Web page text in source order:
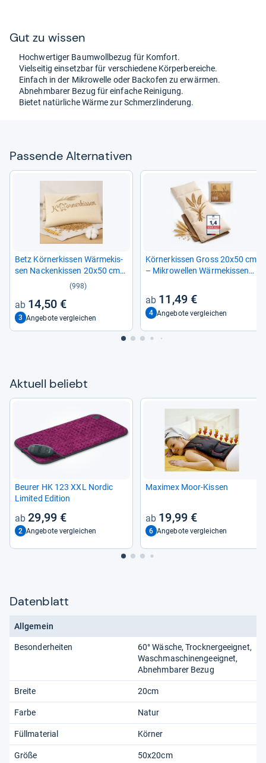
Gut zu wis­sen
Hoch­wer­ti­ger Baum­woll­be­zug für Kom­fort.
Viel­sei­tig ein­setz­bar für ver­schie­dene Kör­per­be­rei­che.
Ein­fach in der Mikro­welle oder Back­ofen zu erwär­men.
Abnehm­ba­rer Bezug für ein­fa­che Rei­ni­gung.
Bie­tet natür­li­che Wärme zur Schmerz­lin­de­rung.
Pas­sende Alter­na­ti­ven
Betz Kör­ner­kis­sen Wär­me­kis­
sen Nacken­kis­sen 20x50 cm
(998)
14,50 €
3 Angebote vergleichen
Kör­ner­kis­sen Gross 20x50 cm
– Mikro­wel­len Wär­me­kis­sen
11,49 €
4 Angebote vergleichen
Aktu­ell beliebt
Beu­rer HK 123 XXL Nor­dic
Limi­ted Edi­tion
29,99 €
2 Angebote vergleichen
Maxi­mex Moor-​Kis­sen
19,99 €
6 Angebote vergleichen
Datenblatt
Allgemein
Besonderheiten
60° Wäsche, Trocknergeeignet,
Waschmaschinengeeignet,
Abnehmbarer Bezug
Breite 20cm
Farbe Natur
Füllmaterial Körner
Größe 50x20cm